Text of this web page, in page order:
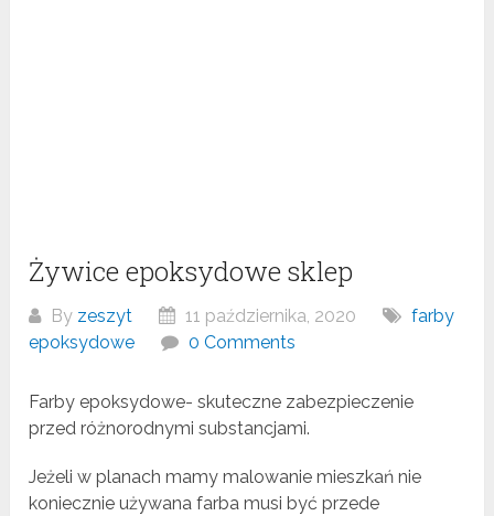
Żywice epoksydowe sklep
By zeszyt 11 października, 2020
farby
epoksydowe
0 Comments
Farby epoksydowe- skuteczne zabezpieczenie
przed różnorodnymi substancjami.
Jeżeli w planach mamy malowanie mieszkań nie
koniecznie używana farba musi być przede